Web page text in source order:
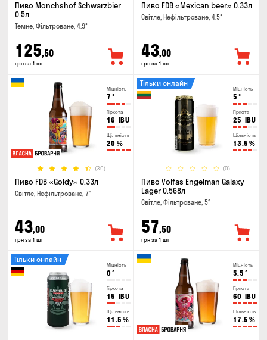
Пиво Monchshof Schwarzbier
0.5л
Темне, Фільтроване, 4.9°
125,50
грн за 1 шт
Пиво FDB «Mexican beer» 0.33л
Світле, Нефільтроване, 4.5°
43,00
грн за 1 шт
Міцність
7 °
Гіркота
16 IBU
Щільність
20 %
(30)
Пиво FDB «Goldy» 0.33л
Світле, Нефільтроване, 7°
43,00
грн за 1 шт
Міцність
5 °
Гіркота
25 IBU
Щільність
13.5 %
(0)
Тільки онлайн
Пиво Volfas Engelman Galaxy
Lager 0.568л
Світле, Фільтроване, 5°
57,50
грн за 1 шт
Міцність
0 °
Гіркота
15 IBU
Щільність
11.5 %
Тільки онлайн
Міцність
5.5 °
Гіркота
60 IBU
Щільність
17.5 %